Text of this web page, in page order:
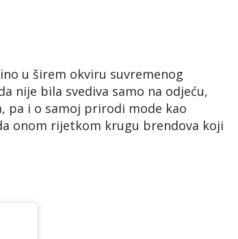
u širem okviru suvremenog
nije bila svediva samo na odjeću,
pa i o samoj prirodi mode kao
onom rijetkom krugu brendova koji